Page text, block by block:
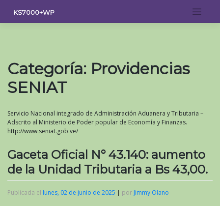
contenido
KS7000+WP
Categoría: Providencias
SENIAT
Servicio Nacional integrado de Administración Aduanera y Tributaria –
Adscrito al Ministerio de Poder popular de Economía y Finanzas.
http://www.seniat.gob.ve/
Gaceta Oficial N° 43.140: aumento
de la Unidad Tributaria a Bs 43,00.
Publicada el lunes, 02 de junio de 2025 | por Jimmy Olano